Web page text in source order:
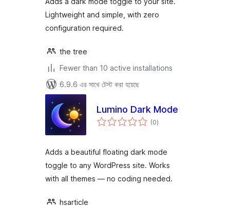
Lightweight and simple, with zero
configuration required.
the tree
Fewer than 10 active installations
6.9.6 এর সাথে টেস্ট করা হয়েছে
Lumino Dark Mode
(0total
ratings
)
Adds a beautiful floating dark mode
toggle to any WordPress site. Works
with all themes — no coding needed.
hsarticle